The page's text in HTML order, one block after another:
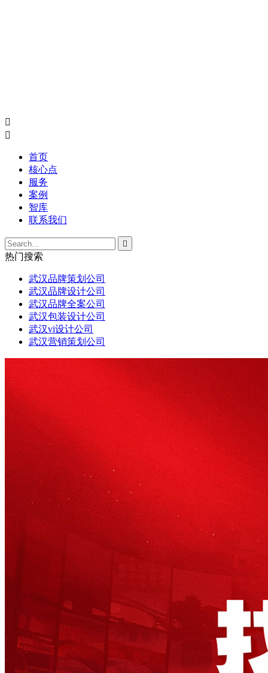


首页
核心点
服务
案例
智库
联系我们

热门搜索
武汉品牌策划公司
武汉品牌设计公司
武汉品牌全案公司
武汉包装设计公司
武汉vi设计公司
武汉营销策划公司